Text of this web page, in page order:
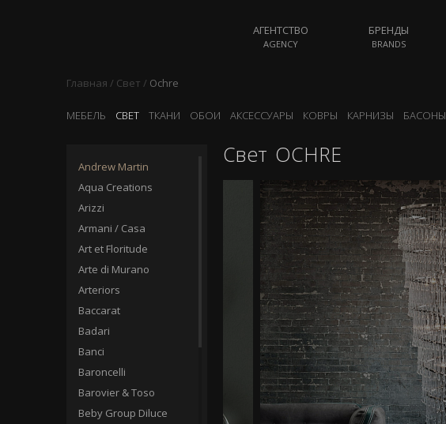
АГЕНТСТВО
AGENCY
БРЕНДЫ
BRANDS
Главная / Свет / Ochre
МЕБЕЛЬ СВЕТ ТКАНИ ОБОИ АКСЕССУАРЫ КОВРЫ КАРНИЗЫ БАСОНЫ
Andrew Martin
Aqua Creations
Arizzi
Armani / Casa
Art et Floritude
Arte di Murano
Arteriors
Baccarat
Badari
Banci
Baroncelli
Barovier & Toso
Beby Group Diluce
Свет OCHRE